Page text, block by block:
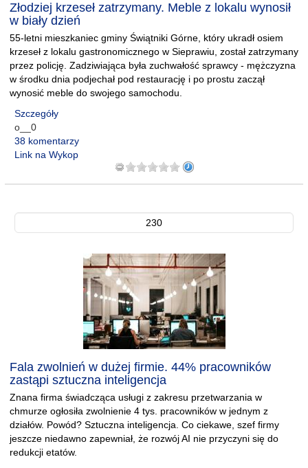
Złodziej krzeseł zatrzymany. Meble z lokalu wynosił
w biały dzień
55-letni mieszkaniec gminy Świątniki Górne, który ukradł osiem
krzeseł z lokalu gastronomicznego w Sieprawiu, został zatrzymany
przez policję. Zadziwiająca była zuchwałość sprawcy - mężczyzna
w środku dnia podjechał pod restaurację i po prostu zaczął
wynosić meble do swojego samochodu.
Szczegóły
o__0
38 komentarzy
Link na Wykop
230
Fala zwolnień w dużej firmie. 44% pracowników
zastąpi sztuczna inteligencja
Znana firma świadcząca usługi z zakresu przetwarzania w
chmurze ogłosiła zwolnienie 4 tys. pracowników w jednym z
działów. Powód? Sztuczna inteligencja. Co ciekawe, szef firmy
jeszcze niedawno zapewniał, że rozwój AI nie przyczyni się do
redukcji etatów.